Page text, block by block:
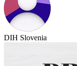
DIH Slovenia